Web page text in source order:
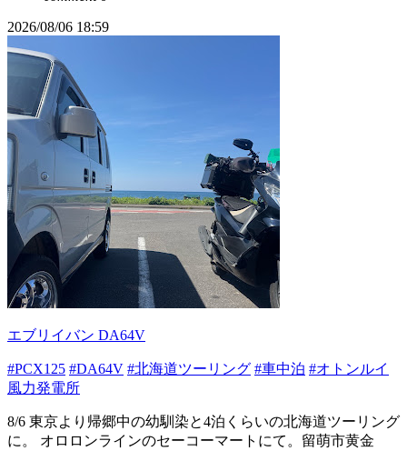
2026/08/06 18:59
エブリイバン DA64V
#PCX125 #DA64V #北海道ツーリング #車中泊 #オトンルイ
風力発電所
8/6 東京より帰郷中の幼馴染と4泊くらいの北海道ツーリング
に。 オロロンラインのセーコーマートにて。留萌市黄金